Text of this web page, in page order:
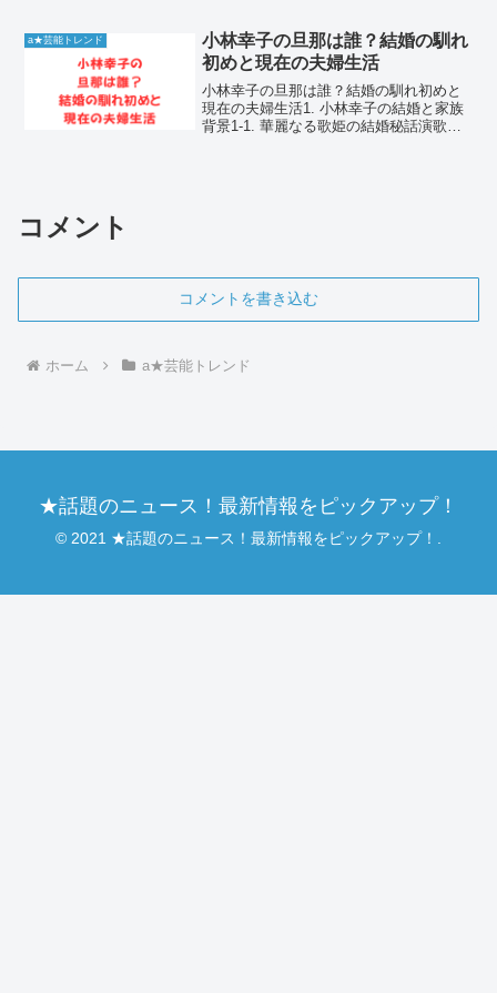
彼が現在結婚しているのか、そして噂さ
れる妻の存在につい...
a★芸能トレンド
小林幸子の旦那は誰？結婚の馴れ
初めと現在の夫婦生活
小林幸子の旦那は誰？結婚の馴れ初めと
現在の夫婦生活1. 小林幸子の結婚と家族
背景1-1. 華麗なる歌姫の結婚秘話演歌界
コメント
コメントを書き込む
ホーム a★芸能トレンド
★話題のニュース！最新情報をピックアップ！
© 2021 ★話題のニュース！最新情報をピックアップ！.